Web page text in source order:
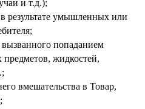
и т.д.);
результате умышленных или
попаданием
предметов, жидкостей,
вмешательства в Товар,